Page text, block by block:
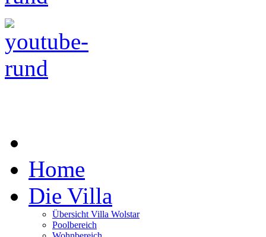
Home
Die Villa
Übersicht Villa Wolstar
Poolbereich